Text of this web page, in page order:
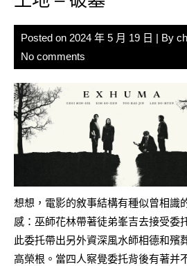
Posted on 2024 年 5 月 19 日 | By
No comments
想想，電影的敘事結構有種似曾相識
感：巫師花林帶著徒弟峯吉去接受委
此委托帶出另外資深風水師相德和殯
高榮根。當四人察覺委托背後有著并